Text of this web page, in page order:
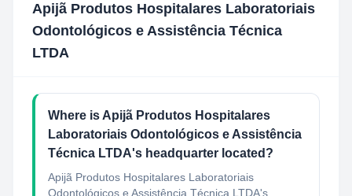
Apijã Produtos Hospitalares Laboratoriais
Odontológicos e Assistência Técnica
LTDA
Where is Apijã Produtos Hospitalares
Laboratoriais Odontológicos e Assistência
Técnica LTDA's headquarter located?
Apijã Produtos Hospitalares Laboratoriais
Odontológicos e Assistência Técnica LTDA's